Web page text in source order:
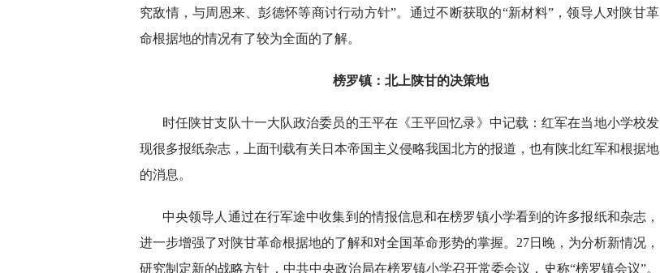
究敌情，与周恩来、彭德怀等商讨行动方针”。通过不断获取的“新材料”，领导人对陕甘革
命根据地的情况有了较为全面的了解。
榜罗镇：北上陕甘的决策地
时任陕甘支队十一大队政治委员的王平在《王平回忆录》中记载：红军在当地小学校发
现很多报纸杂志，上面刊载有关日本帝国主义侵略我国北方的报道，也有陕北红军和根据地
的消息。
中央领导人通过在行军途中收集到的情报信息和在榜罗镇小学看到的许多报纸和杂志，
进一步增强了对陕甘革命根据地的了解和对全国革命形势的掌握。27日晚，为分析新情况，
研究制定新的战略方针，中共中央政治局在榜罗镇小学召开常委会议，史称“榜罗镇会议”。